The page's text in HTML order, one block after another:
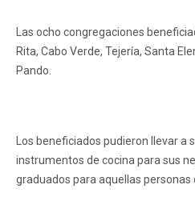
Las ocho congregaciones
Rita, Cabo Verde, Tejería, Santa
Pando.
Los beneficiados pudieron llevar a
instrumentos de cocina para sus
graduados para aquellas personas